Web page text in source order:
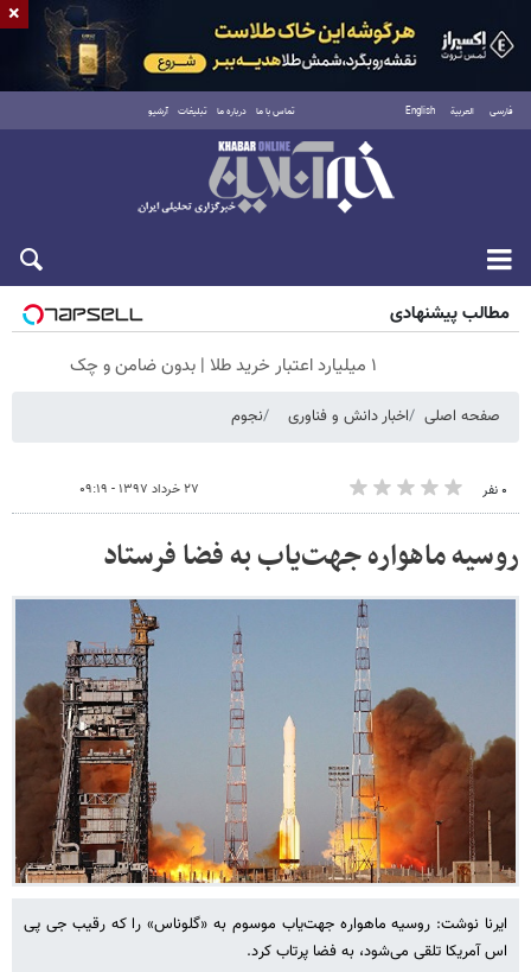
فارسی العربية English تماس با ما درباره ما تبلیغات آرشیو
جمعه ۱۶ مرداد ۱۴۰۵
مطالب پیشنهادی
۱ میلیارد اعتبار خرید طلا | بدون ضامن و چک
صفحه اصلی اخبار دانش و فناوری نجوم
۰ نفر ۲۷ خرداد ۱۳۹۷ - ۰۹:۱۹
روسیه ماهواره جهت‌یاب به فضا فرستاد
ایرنا نوشت: روسیه ماهواره جهت‌یاب موسوم به «گلوناس» را که رقیب جی پی
اس آمریکا تلقی می‌شود، به فضا پرتاب کرد.
×